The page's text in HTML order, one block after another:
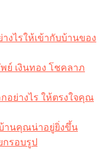
งไรให้เข้ากับบ้านของ
ย์ เงินทอง โชคลาภ
อย่างไร ให้ตรงใจคุณ
บ้านคุณน่าอยู่ยิ่งขึ้น
กรอบรูป